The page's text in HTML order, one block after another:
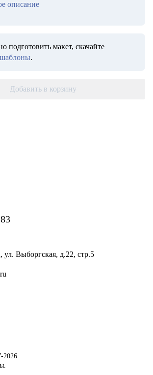
описание
подготовить макет, скачайте
.
Добавить в корзину
ул. Выборгская, д.22, стр.5
2026